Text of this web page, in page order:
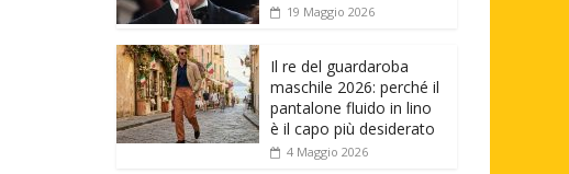
19 Maggio 2026
Il re del guardaroba
maschile 2026: perché il
pantalone fluido in lino
è il capo più desiderato
4 Maggio 2026